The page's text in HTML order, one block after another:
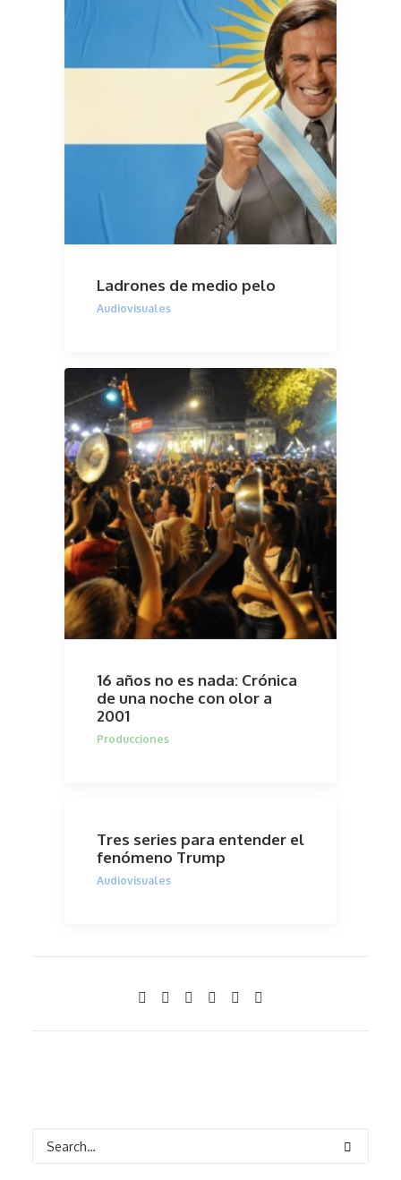
Ladrones de medio pelo
Audiovisuales
16 años no es nada: Crónica
de una noche con olor a
2001
Producciones
Tres series para entender el
fenómeno Trump
Audiovisuales